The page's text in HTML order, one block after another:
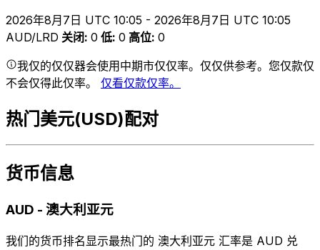
2026年8月7日 UTC 10:05 - 2026年8月7日 UTC 10:05
AUD/LRD 关闭: 0 低: 0 高位: 0
我仅的仅仅器会使用中期市仅仅率。仅仅供参考。您仅款仅
不会仅得此仅率。 仅看仅款仅率。
热门美元(USD)配对
货币信息
AUD - 澳大利亚元
我们的货币排名显示最热门的 澳大利亚元 汇率是 AUD 兑